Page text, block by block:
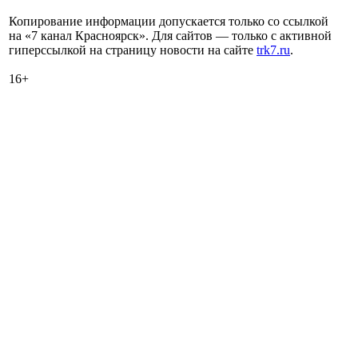
Копирование информации допускается только со ссылкой
на «7 канал Красноярск». Для сайтов — только с активной
гиперссылкой на страницу новости на сайте trk7.ru.
16+